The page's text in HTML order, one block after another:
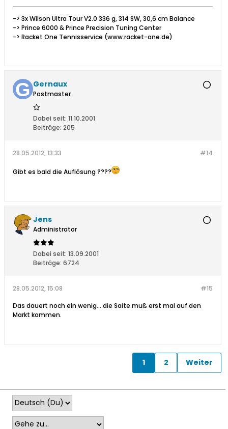
-> 3x Wilson Ultra Tour V2.0 336 g, 314 SW, 30,6 cm Balance
-> Prince 6000 & Prince Precision Tuning Center
-> Racket One Tennisservice (www.racket-one.de)
Gernaux
Postmaster
Dabei seit: 11.10.2001
Beiträge: 205
#14
28.05.2012, 13:33
Gibt es bald die Auflösung ????
Jens
Administrator
Dabei seit: 13.09.2001
Beiträge: 6724
#15
28.05.2012, 15:08
Das dauert noch ein wenig... die Saite muß erst mal auf den
Markt kommen.
1 2 Weiter